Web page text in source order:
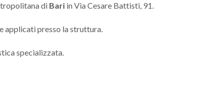
di Bari in Via Cesare Battisti, 91.
applicati presso la struttura.
specializzata.